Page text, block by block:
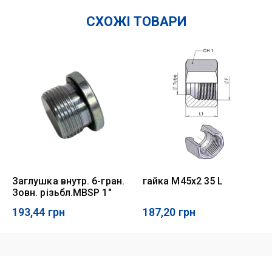
СХОЖІ ТОВАРИ
Заглушка внутр. 6-гран.
Зовн. різьбл.MBSP 1"
193,44 грн
гайка M45x2 35 L
187,20 грн